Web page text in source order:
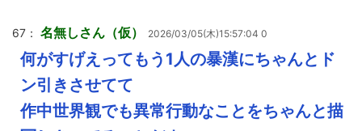
67： 名無しさん（仮） 2026/03/05(木)15:57:04 0
何がすげえってもう1人の暴漢にちゃんとド
ン引きさせてて
作中世界観でも異常行動なことをちゃんと描